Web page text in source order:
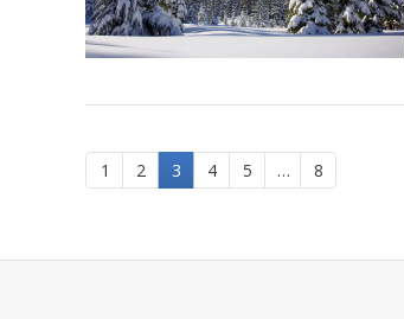
1 2 3 4 5 … 8